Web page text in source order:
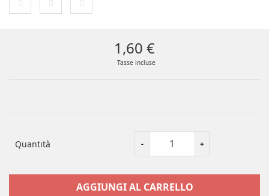
1,60 €
Tasse incluse
Quantità
AGGIUNGI AL CARRELLO